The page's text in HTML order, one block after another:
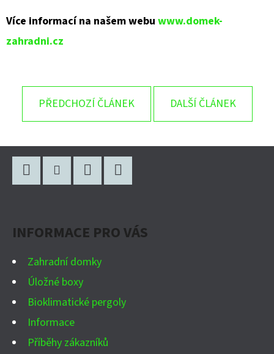
Více informací na našem webu www.domek-
zahradni.cz
PŘEDCHOZÍ ČLÁNEK DALŠÍ ČLÁNEK
INFORMACE PRO VÁS
Zahradní domky
Úložné boxy
Bioklimatické pergoly
Informace
Příběhy zákazníků